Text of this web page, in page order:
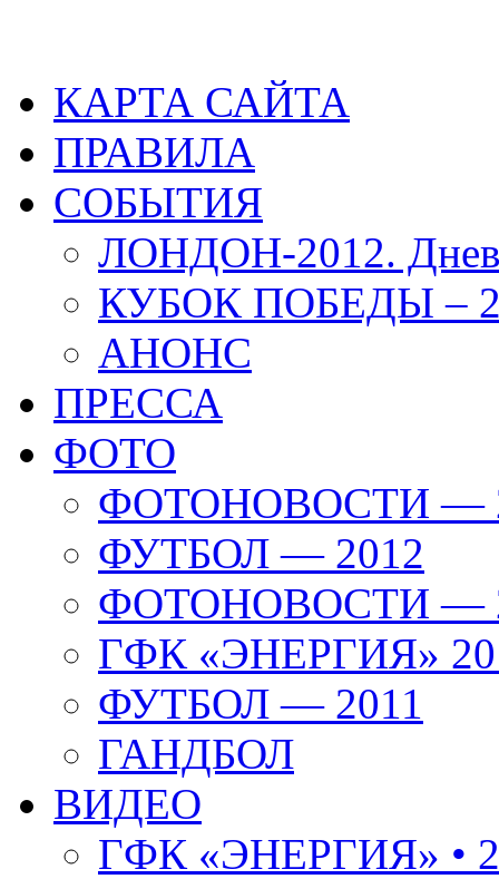
КАРТА САЙТА
ПРАВИЛА
СОБЫТИЯ
ЛОНДОН-2012.
КУБОК ПОБЕДЫ –
АНОНС
ПРЕССА
ФОТО
ФОТОНОВОСТИ —
ФУТБОЛ — 2012
ФОТОНОВОСТИ —
ГФК «ЭНЕРГИЯ»
ФУТБОЛ — 2011
ГАНДБОЛ
ВИДЕО
ГФК «ЭНЕРГИЯ» •